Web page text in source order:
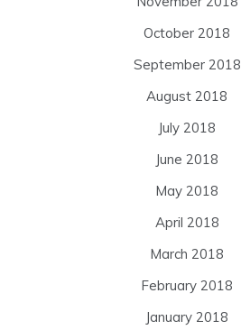
October 2018
September 2018
August 2018
July 2018
June 2018
May 2018
April 2018
March 2018
February 2018
January 2018